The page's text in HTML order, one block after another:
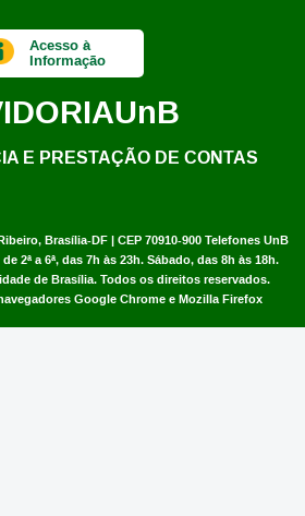
Brasília-DF | CEP 70910-900 Telefones UnB
2ª a 6ª, das 7h às 23h. Sábado, das 8h às 18h.
de Brasília. Todos os direitos reservados.
Google Chrome e Mozilla Firefox
Acesso à
Informação
UnB
E PRESTAÇÃO DE CONTAS